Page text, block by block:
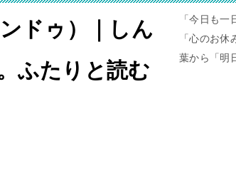
ドゥ）｜しん
ふたりと読む
「今日も
「心のお
葉から「明